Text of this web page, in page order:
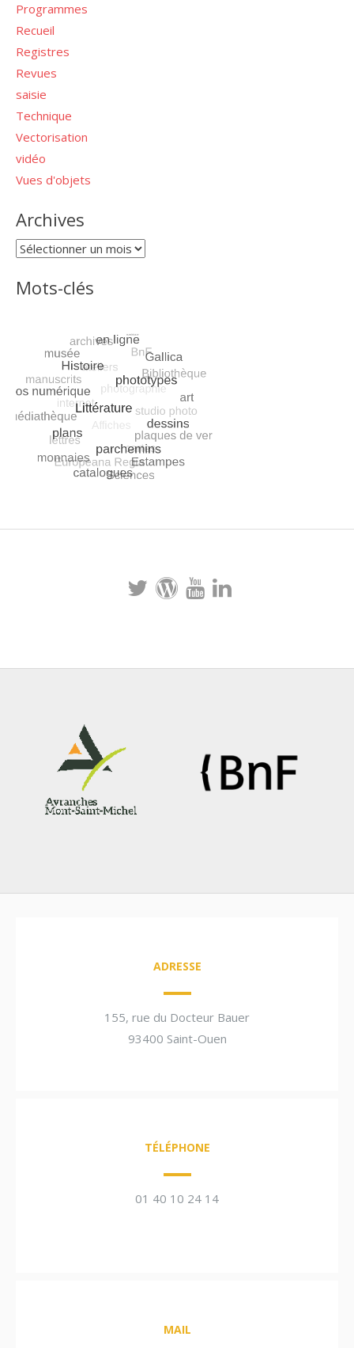
Programmes
Recueil
Registres
Revues
saisie
Technique
Vectorisation
vidéo
Vues d'objets
Archives
Archives
Mots-clés
ADRESSE
155, rue du Docteur Bauer
93400 Saint-Ouen
TÉLÉPHONE
01 40 10 24 14
MAIL